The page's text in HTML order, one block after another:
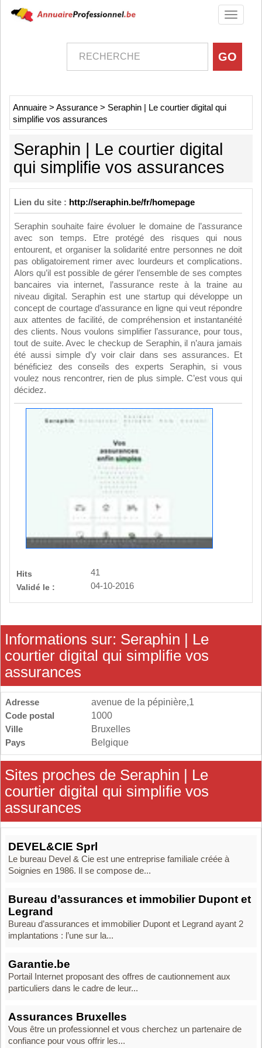
Toggle
Annuaire > Assurance > Seraphin | Le courtier digital qui
simplifie vos assurances
Seraphin | Le courtier digital
qui simplifie vos assurances
Lien du site : http://seraphin.be/fr/homepage
Seraphin souhaite faire évoluer le domaine de l’assurance
avec son temps. Etre protégé des risques qui nous
entourent, et organiser la solidarité entre personnes ne doit
pas obligatoirement rimer avec lourdeurs et complications.
Alors qu’il est possible de gérer l’ensemble de ses comptes
bancaires via internet, l’assurance reste à la traine au
niveau digital. Seraphin est une startup qui développe un
concept de courtage d’assurance en ligne qui veut répondre
aux attentes de facilité, de compréhension et instantanéité
des clients. Nous voulons simplifier l’assurance, pour tous,
tout de suite. Avec le checkup de Seraphin, il n’aura jamais
été aussi simple d’y voir clair dans ses assurances. Et
bénéficiez des conseils des experts Seraphin, si vous
voulez nous rencontrer, rien de plus simple. C’est vous qui
décidez.
Hits
41
Validé le :
04-10-2016
Informations sur: Seraphin | Le
courtier digital qui simplifie vos
assurances
Adresse
avenue de la pépinière,1
Code postal
1000
Ville
Bruxelles
Pays
Belgique
Sites proches de Seraphin | Le
courtier digital qui simplifie vos
assurances
DEVEL&CIE Sprl
Le bureau Devel & Cie est une entreprise familiale créée à
Soignies en 1986. Il se compose de...
Bureau d’assurances et immobilier Dupont et
Legrand
Bureau d’assurances et immobilier Dupont et Legrand ayant 2
implantations : l’une sur la...
Garantie.be
Portail Internet proposant des offres de cautionnement aux
particuliers dans le cadre de leur...
Assurances Bruxelles
Vous être un professionnel et vous cherchez un partenaire de
confiance pour vous offrir les...